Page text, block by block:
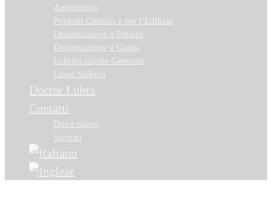
Automotive
Prodotti Chimici e per l’Edilizia
Deformazione a Freddo
Deformazione a Caldo
Lubrificazione Generale
Linea Stilkem
Doctor Lubra
Contatti
Dove siamo
Scrivici